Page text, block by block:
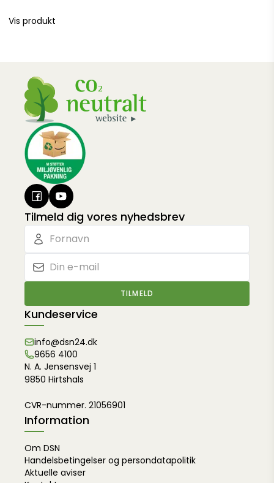
Vis produkt
Tilmeld dig vores nyhedsbrev
TILMELD
Kundeservice
info@dsn24.dk
9656 4100
N. A. Jensensvej 1
9850 Hirtshals
CVR-nummer. 21056901
Information
Om DSN
Handelsbetingelser og persondatapolitik
Aktuelle aviser